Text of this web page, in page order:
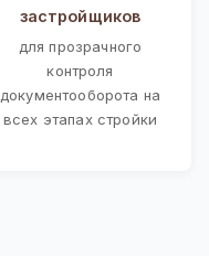
застройщиков
для прозрачного
контроля
документооборота на
всех этапах стройки